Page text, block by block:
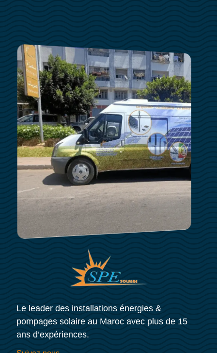
Le leader des installations énergies &
pompages solaire au Maroc avec plus de 15
ans d’expériences.